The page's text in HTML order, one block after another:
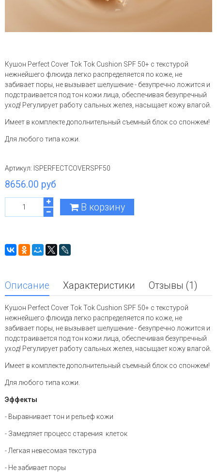
Кушон Perfect Cover Tok Tok Cushion SPF 50+ с текстурой
нежнейшего флюида легко распределяется по коже, не
забивает поры, не вызывает шелушение - безупречно ложится и
подстраивается под тон кожи лица, обеспечивая безупречный
уход! Регулирует работу сальных желез, насыщает кожу влагой.
Имеет в комплекте дополнительный съемный блок со спонжем!
Для любого типа кожи.
Артикул: ISPERFECTCOVERSPF50
8656.00 руб
В корзину
Описание Характеристики Отзывы (1)
Кушон Perfect Cover Tok Tok Cushion SPF 50+ с текстурой
нежнейшего флюида легко распределяется по коже, не
забивает поры, не вызывает шелушение - безупречно ложится и
подстраивается под тон кожи лица, обеспечивая безупречный
уход! Регулирует работу сальных желез, насыщает кожу влагой.
Имеет в комплекте дополнительный съемный блок со спонжем!
Для любого типа кожи.
Эффекты
- Выравнивает тон и рельеф кожи
- Замедляет процесс старения клеток
- Легкая невесомая текстура
- Не забивает поры